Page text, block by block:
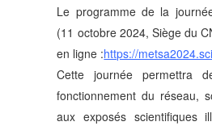
Le programme de la
(11 octobre 2024, Siège du
en ligne :https://
Cette journée permettra
fonctionnement du réseau,
aux exposés scientifiques